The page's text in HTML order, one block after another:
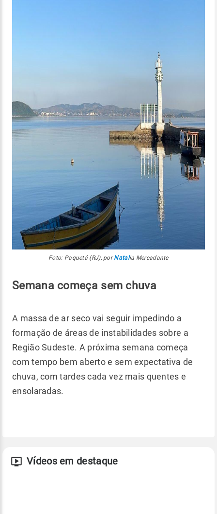
Foto: Paquetá (RJ), porNatalia Mercadante
Semana começa sem chuva
A massa de ar seco vai seguir impedindo a
formação de áreas de instabilidades sobre a
Região Sudeste. A próxima semana começa
com tempo bem aberto e sem expectativa de
chuva, com tardes cada vez mais quentes e
ensolaradas.
Vídeos em destaque